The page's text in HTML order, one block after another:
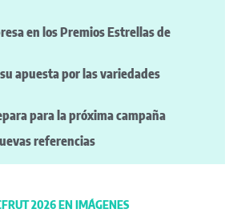
en los Premios Estrellas de
apuesta por las variedades
para la próxima campaña
referencias
2026 EN IMÁGENES